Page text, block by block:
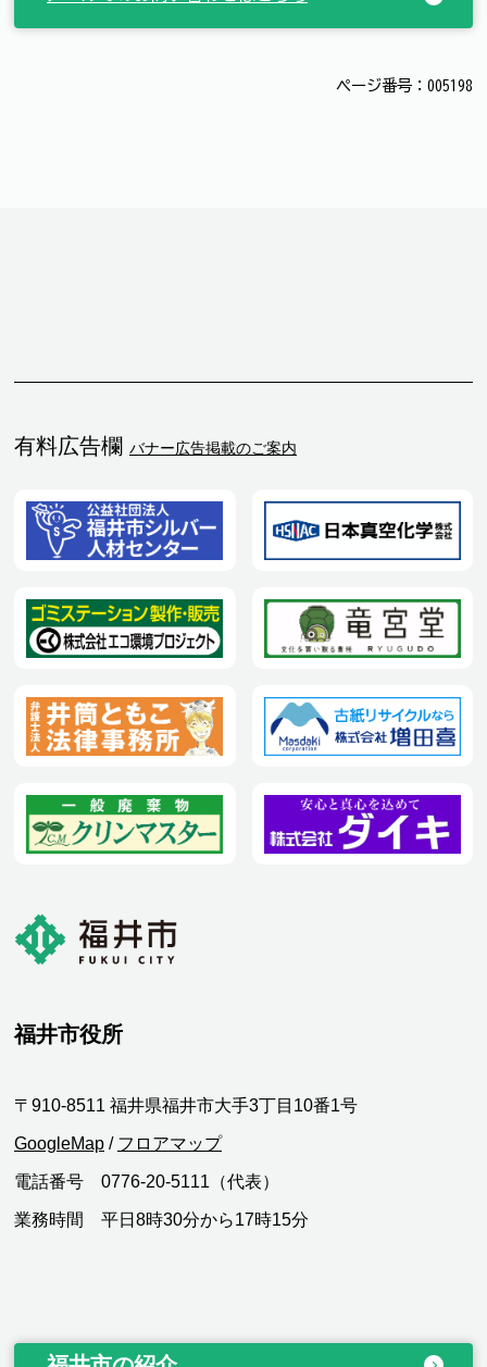
ページ番号：005198
有料広告欄 バナー広告掲載のご案内
福井市役所
〒910-8511 福井県福井市大手3丁目10番1号
GoogleMap / フロアマップ
電話番号 0776-20-5111（代表）
業務時間 平日8時30分から17時15分